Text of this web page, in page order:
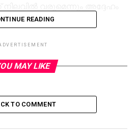
ഹൃദ്യമായ സ്വാഗതം
അമരത്ത്
READING
MAY LIKE
TO COMMENT